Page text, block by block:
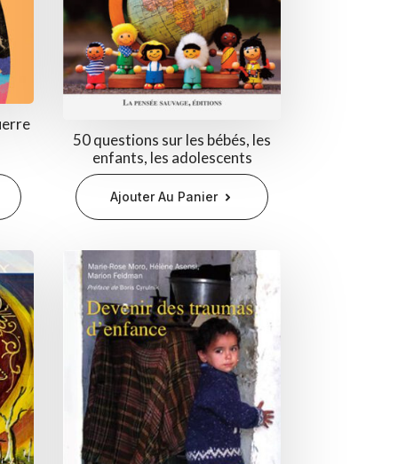
50 questions sur les bébés, les
enfants, les adolescents
Ajouter Au Panier